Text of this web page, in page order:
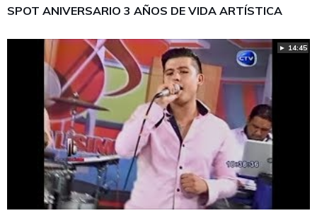
SPOT ANIVERSARIO 3 AÑOS DE VIDA ARTÍSTICA
► 14:45